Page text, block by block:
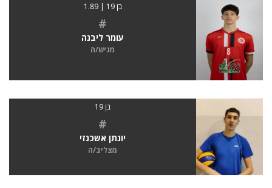
בן 19 | 1.89
#
עומר ליבנה
מגיש/ה
בן 19
#
יונתן אשכנזי
מצליב/ה